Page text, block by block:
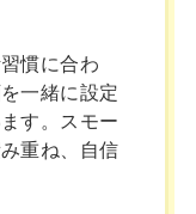
慣に合わ
一緒に設定
す。スモー
重ね、自信